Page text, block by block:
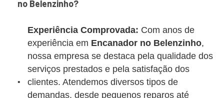
no Belenzinho?
Experiência Comprovada: Com anos de
experiência em Encanador no Belenzinho,
nossa empresa se destaca pela qualidade dos
serviços prestados e pela satisfação dos
clientes. Atendemos diversos tipos de
demandas, desde pequenos reparos até